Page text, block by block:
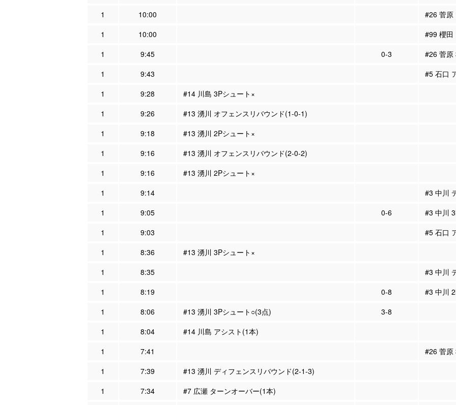
1
10:00
#26 菅原
1
10:00
#99 櫻田
1
9:45 0-3
#26 菅原
1
9:43
#5 石口
1
9:28
#14 川島 3Pシュート×
1
9:26
#13 湧川 オフェンスリバウンド(1-0-1)
1
9:18
#13 湧川 2Pシュート×
1
9:16
#13 湧川 オフェンスリバウンド(2-0-2)
1
9:16
#13 湧川 2Pシュート×
1
9:14
#3 中川
1
9:05 0-6
#3 中川
1
9:03
#5 石口
1
8:36
#13 湧川 3Pシュート×
1
8:35
#3 中川
1
8:19 0-8
#3 中川
1
8:06 #13 湧川 3Pシュート○(3点)
3-8
1
8:04
#14 川島 アシスト(1本)
1
7:41
#26 菅原
1
7:39
#13 湧川 ディフェンスリバウンド(2-1-3)
1
7:34
#7 広瀬 ターンオーバー(1本)